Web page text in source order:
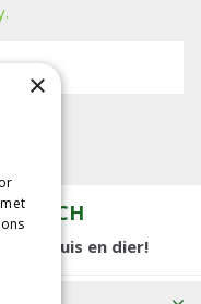
tuin, huis en dier!
×